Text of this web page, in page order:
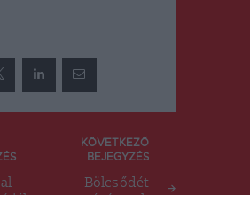
KÖVETKEZŐ
BEJEGYZÉS
Bölcsődét